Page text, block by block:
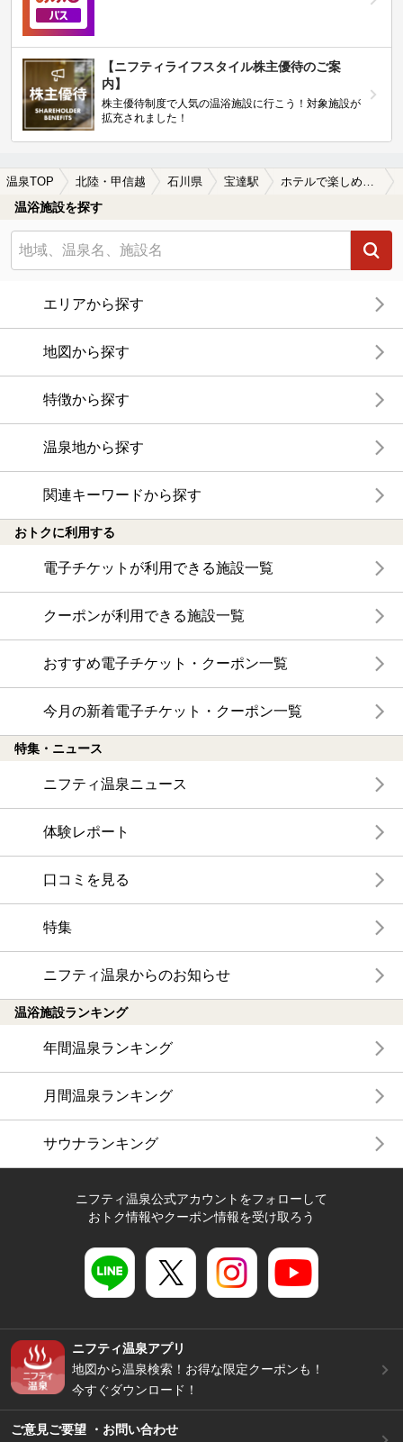
【ニフティライフスタイル株主優待のご案
内】
株主優待制度で人気の温浴施設に行こう！対象施設が
拡充されました！
温泉TOP 北陸・甲信越 石川県 宝達駅 ホテルで楽しめる宝達駅近くの温泉、日帰り温泉、スーパー銭湯おすすめ
温浴施設を探す
エリアから探す
地図から探す
特徴から探す
温泉地から探す
関連キーワードから探す
おトクに利用する
電子チケットが利用できる施設一覧
クーポンが利用できる施設一覧
おすすめ電子チケット・クーポン一覧
今月の新着電子チケット・クーポン一覧
特集・ニュース
ニフティ温泉ニュース
体験レポート
口コミを見る
特集
ニフティ温泉からのお知らせ
温浴施設ランキング
年間温泉ランキング
月間温泉ランキング
サウナランキング
ニフティ温泉公式アカウントをフォローして
おトク情報やクーポン情報を受け取ろう
ニフティ温泉アプリ
地図から温泉検索！お得な限定クーポンも！
今すぐダウンロード！
ご意見ご要望 ・お問い合わせ